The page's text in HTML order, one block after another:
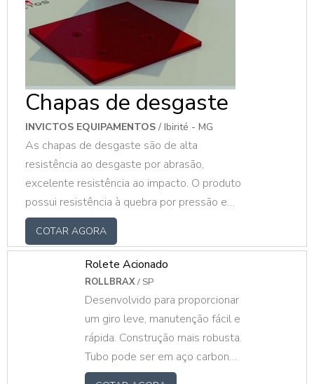
Chapas de desgaste
INVICTOS EQUIPAMENTOS / Ibirité - MG
As chapas de desgaste são de alta
resistência ao desgaste por abrasão,
excelente resistência ao impacto. O produto
possui resistência à quebra por pressão e
possui baixo coeficiente de atrito,
proporcionando longa vida útil. O PRODUTO
APRESENTA DIVERSOS MODELOSA chapa
permite o escoamento rápido e contínuo
dos materiais transportados em silos, bicas,
calhas, moegas, caçambas, contêineres,
terminais de açúcar, grãos e sal. Além disso,
pode ser encontrada em diversos modelos
de acordo com a necess.
COTAR AGORA
Rolete Acionado
ROLLBRAX/ SP
Desenvolvido para proporcionar
um giro leve, manutenção fácil e
rápida. Construção mais robusta.
Tubo pode ser em aço carbono
galvanizado ou pintado, inox,